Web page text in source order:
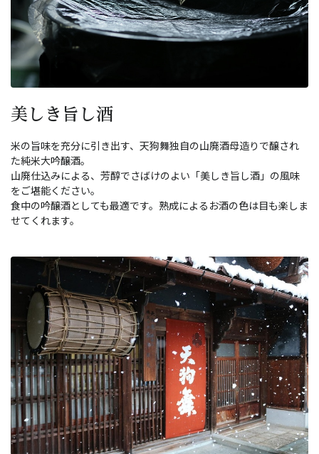
美しき旨し酒
米の旨味を充分に引き出す、天狗舞独自の山廃酒母造りで醸され
た純米大吟醸酒。
山廃仕込みによる、芳醇でさばけのよい「美しき旨し酒」の風味
をご堪能ください。
食中の吟醸酒としても最適です。熟成によるお酒の色は目も楽しま
せてくれます。